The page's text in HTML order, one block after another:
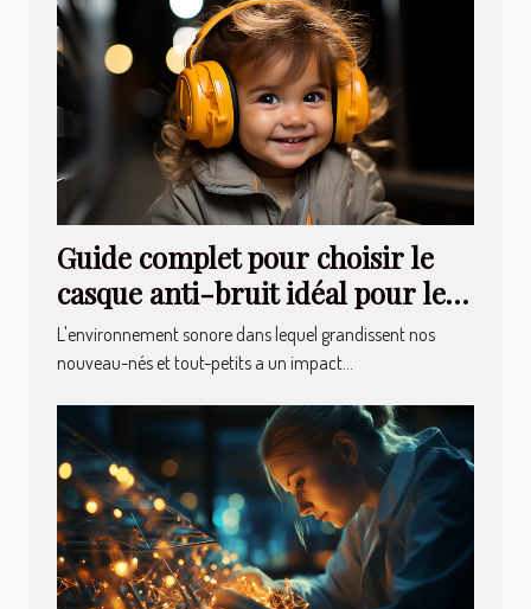
Guide complet pour choisir le
casque anti-bruit idéal pour les
nouveau-nés et les tout-petits
L'environnement sonore dans lequel grandissent nos
nouveau-nés et tout-petits a un impact...